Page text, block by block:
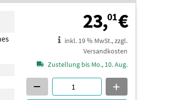
23,01€23,01 €
inkl. 19 % MwSt., zzgl.
Versandkosten
Zustellung bis Mo., 10. Aug.